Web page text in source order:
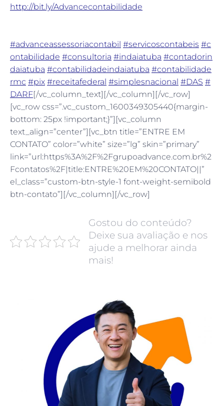
http://bit.ly/Advancecontabilidade
#advanceassessoriacontabil #servicoscontabeis #c
ontabilidade #consultoria #indaiatuba #contadorin
daiatuba #contabilidadeindaiatuba #contabilidade
rmc #pix #receitafederal #simplesnacional #DAS #
DARF[/vc_column_text][/vc_column][/vc_row]
[vc_row css=”.vc_custom_1600349305440{margin-
bottom: 25px !important;}”][vc_column
text_align=”center”][vc_btn title=”ENTRE EM
CONTATO” color=”white” size=”lg” skin=”primary”
link=”url:https%3A%2F%2Fgrupoadvance.com.br%2
Fcontatos%2F|title:ENTRE%20EM%20CONTATO||”
el_class=”custom-btn-style-1 font-weight-semibold
btn-contato”][/vc_column][/vc_row]
Gostou do conteúdo?
Deixe sua avaliação e nos
ajude a melhorar ainda
mais!